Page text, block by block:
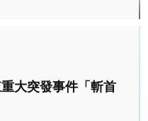
大突發事件「斬首